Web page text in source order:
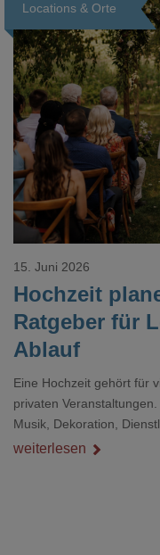
Locations & Orte
Hochzeit
Ratgeber für
Ablauf
15. Juni 2026
Eine Hochzeit gehört für
privaten
Musik, Dekoration,
zusammenpassen, damit
weiterlesen